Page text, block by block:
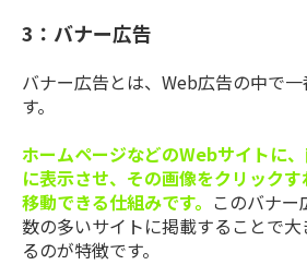
3：バナー広告
バナー広告とは、Web広告の中で
す。
ホームページなどのWebサイトに
に表示させ、その画像をクリック
移動できる仕組みです。 このバナ
数の多いサイトに掲載することで
るのが特徴です。